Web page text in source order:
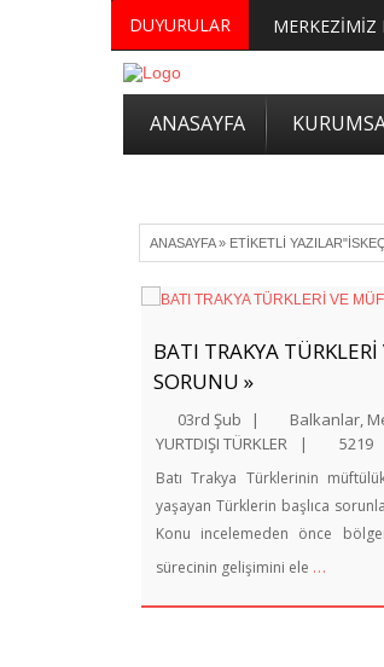
DUYURULAR
ANASAYFA
ANASAYFA» ETIKETLI
BATI TRAKYA
SORUNU »
03rd Şub | Balkanlar,
YURTDIŞI TÜRKLER
| 5219
Batı Trakya Türklerinin
yaşayan Türklerin başlıca
Konu incelemeden önce
sürecinin gelişimini ele …